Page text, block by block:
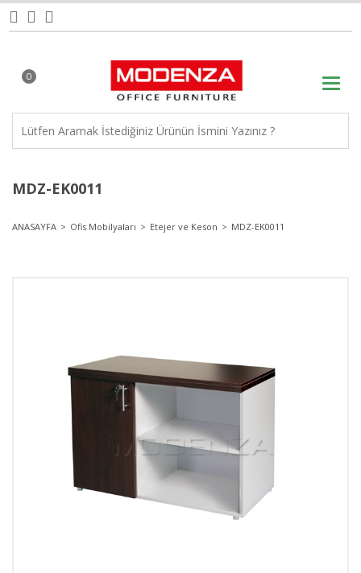
0
MDZ-EK0011
ANASAYFA Ofis Mobilyaları Etejer ve Keson MDZ-EK0011